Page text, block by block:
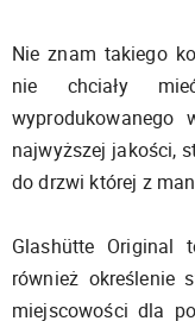
Nie znam takiego
nie chciały
najwyższej jakości,
do drzwi której z
Glashütte
również określenie
miejscowości dla